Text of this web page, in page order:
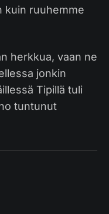
kuin ruuhemme
herkkua, vaan ne
jonkin
Tipillä tuli
tuntunut